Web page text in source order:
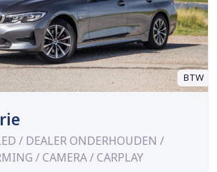
BTW
/ DEALER ONDERHOUDEN /
/ CAMERA / CARPLAY